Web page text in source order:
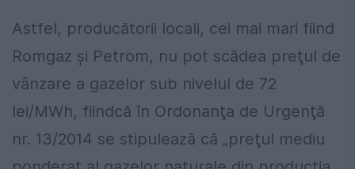
Astfel, producătorii locali, cei mai mari fiind
Romgaz şi Petrom, nu pot scădea preţul de
vânzare a gazelor sub nivelul de 72
lei/MWh, fiindcă în Ordonanţa de Urgenţă
nr. 13/2014 se stipulează că „preţul mediu